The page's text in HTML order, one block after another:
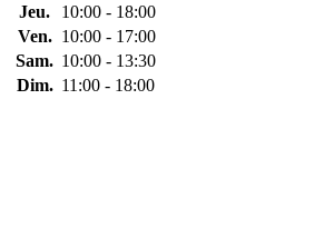
Jeu.
10:00 - 18:00
Ven. 10:00 - 17:00
Sam. 10:00 - 13:30
Dim. 11:00 - 18:00